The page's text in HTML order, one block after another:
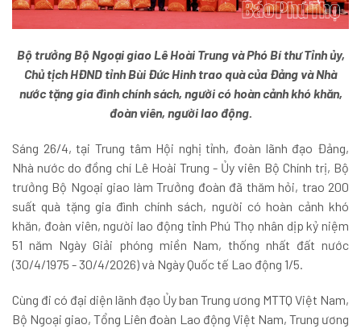
Bộ trưởng Bộ Ngoại giao Lê Hoài Trung và Phó Bí thư Tỉnh ủy,
Chủ tịch HĐND tỉnh Bùi Đức Hinh trao quà của Đảng và Nhà
nước tặng gia đình chính sách, người có hoàn cảnh khó khăn,
đoàn viên, người lao động.
Sáng 26/4, tại Trung tâm Hội nghị tỉnh, đoàn lãnh đạo Đảng,
Nhà nước do đồng chí Lê Hoài Trung - Ủy viên Bộ Chính trị, Bộ
trưởng Bộ Ngoại giao làm Trưởng đoàn đã thăm hỏi, trao 200
suất quà tặng gia đình chính sách, người có hoàn cảnh khó
khăn, đoàn viên, người lao động tỉnh Phú Thọ nhân dịp kỷ niệm
51 năm Ngày Giải phóng miền Nam, thống nhất đất nước
(30/4/1975 - 30/4/2026) và Ngày Quốc tế Lao động 1/5.
Cùng đi có đại diện lãnh đạo Ủy ban Trung ương MTTQ Việt Nam,
Bộ Ngoại giao, Tổng Liên đoàn Lao động Việt Nam, Trung ương